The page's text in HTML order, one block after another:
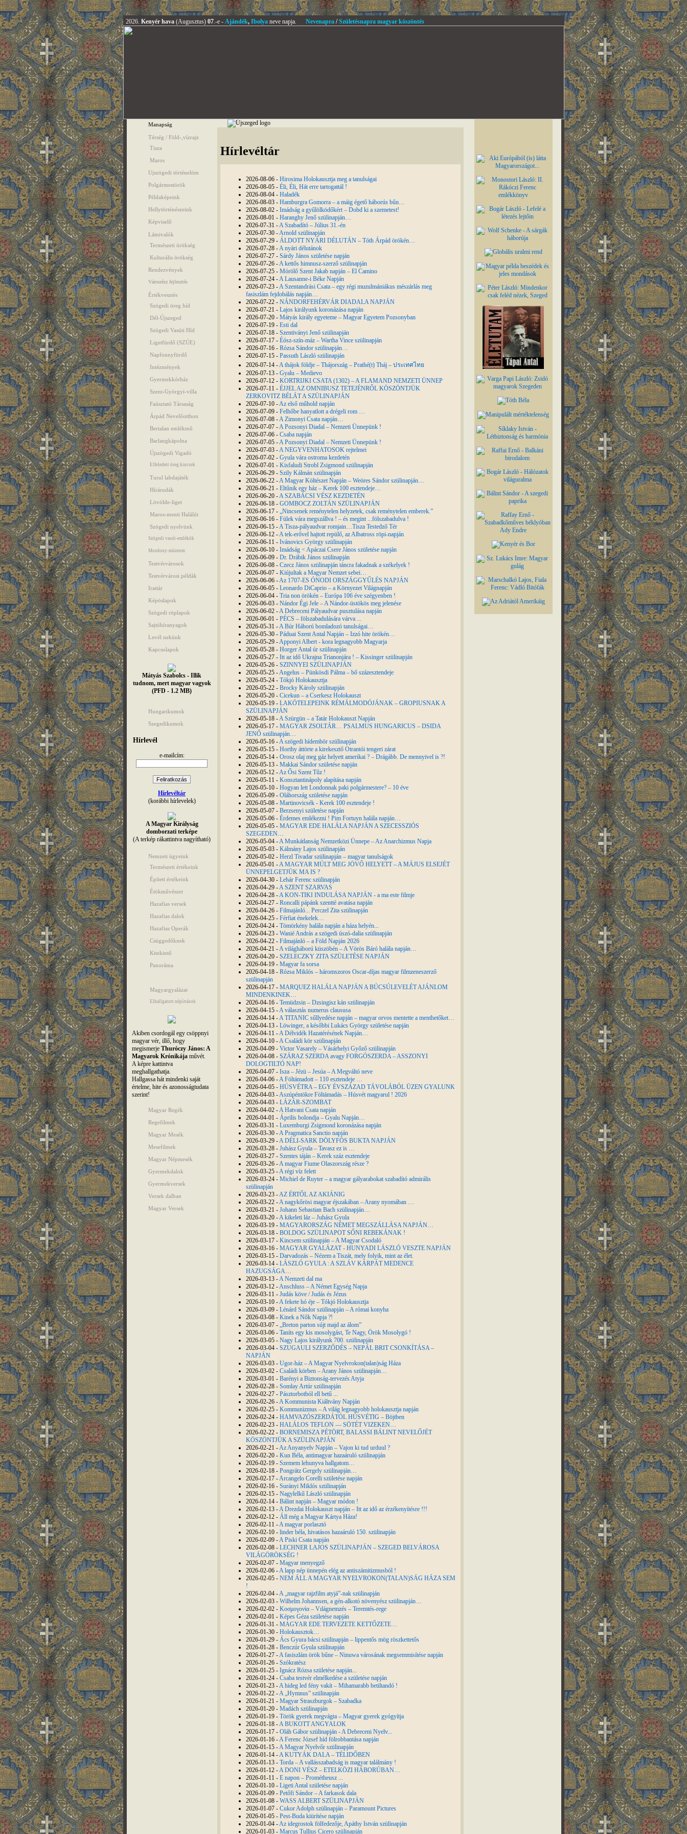
2026. Kenyér hava (Augusztus) 07.-e - Ajándék, Ibolyaneve napja. Nevenapra/Születésnapra magyar köszöntés
Manapság
Térség / Föld-,vízrajz
Tisza
Maros
Ujszögedi történelöm
Polgármestörök
Példaképeink
Hellytörténészeink
Képviselő
Látnivalók
Természeti örökség
Kulturális örökség
Rendezvények
Városrész fejlesztés
Értékvesztés
Szögedi öreg híd
Dél-Újszeged
Szögedi Vasúti Híd
Ligetfürdő (SZÚE)
Napfonnyfürdő
Intézmények
Gyermekkórház
Szent-Györgyi-villa
Faúsztató Társaság
Árpád Nevelőotthon
Bertalan emlékmű
Barlangkápolna
Újszögedi Vigadó
Elfeledett öreg kincsek
Turul labdajáték
Hírárudák
Lövölde-liget
Maros-menti Halálút
Szögedi nyelvünk
Szögedi vasút-emlékök
Mozdony-múzeum
Testvérvárosok
Testvérvárosi példák
Irattár
Képöslapok
Szögedi röplapok
Sajtóhíranyagok
Levél nekünk
Kapcsolapok
Mátyás Szabolcs - Illik
tudnom, mert magyar vagyok
(PFD - 1.2 MB)
Hungarikumok
Szegedikumok
Hírlevél
e-mailcím:
Hírlevéltár
(korábbi hírlevelek)
A Magyar Királyság
domborzati terképe
(A terkép rákattintva nagyítható)
Nemzeti ügyeink
Természeti értékeink
Épített értékeink
Étökművészet
Hazafias versek
Hazafias dalok
Hazafias Operák
Csüggedőknek
Kitekintő
Panoráma
Magyargyalázat
Elhallgatott népírtások
Akiben csordogál egy csöppnyi
magyar vér, illő, hogy
megismerje Thuróczy János: A
Magyarok Krónikájaművét.
A képre kattintva
meghallgathatja.
Hallgassa hát mindenki saját
értelme, hite és azonosságtudata
szerint!
Magyar Regék
Regefilmek
Magyar Mesék
Mesefilmek
Magyar Népmesék
Gyermekdalok
Gyermekversek
Versek dalban
Magyar Versek
Hírlevéltár
2026-08-06 - Hirosima Holokausztja meg a tanulságai
2026-08-05 - Éli, Éli, Hát erre tartogattál !
2026-08-04 - Haladék
2026-08-03 - Hamburgra Gomorra – a máig égető háborús bűn…
2026-08-02 - Imádság a gyűlölködőkért – Dobd ki a szemetest!
2026-08-01 - Haranghy Jenő szülinapján…
2026-07-31 -A Szabadító – Július 31.-én
2026-07-30 -Arnold szülinapján
2026-07-29 - ÁLDOTT NYÁRI DÉLUTÁN – Tóth Árpád örökén…
2026-07-28 -A nyári délutánok
2026-07-27 - Sárdy János születése napján
2026-07-26 -A kettős himnusz-szerző szülinapján
2026-07-25 - Mórölő Szent Jakab napján – El Camino
2026-07-24 -A Lausanne-i Béke Napján
2026-07-23 -A Szentandrási Csata – egy régi muzulmániákus mészárlás meg
fasiszlám fejdobálás napján…
2026-07-22 - NÁNDORFEHÉRVÁR DIADALA NAPJÁN
2026-07-21 - Lajos királyunk koronázása napján
2026-07-20 - Mátyás király egyeteme – Magyar Egyetem Pozsonyban
2026-07-19 - Esti dal
2026-07-18 - Szentiványi Jenő szülinapján
2026-07-17 - Éósz-szín-máz – Wartha Vince szülinapján
2026-07-16 - Rózsa Sándor szülinapján…
2026-07-15 - Passuth László szülinapján
2026-07-14 -A thájok földje – Thájország – Prathé(t) Tháj – ประเทศไทย
2026-07-13 - Gyalu – Medievo
2026-07-12 - KORTRIJKI CSATA (1302) – A FLAMAND NEMZETI ÜNNEP
2026-07-11 - ÉJJEL AZ OMNIBUSZ TETEJÉNRŐL KÖSZÖNTJÜK
ZERKOVITZ BÉLÁT A SZÜLINAPJÁN
2026-07-10 -Az első műhold napján
2026-07-09 - Felhőbe hanyatlott a drégeli rom …
2026-07-08 -A Zimonyi Csata napján…
2026-07-07 -A Pozsonyi Diadal – Nemzeti Ünnepünk !
2026-07-06 - Csaba napján
2026-07-05 -A Pozsonyi Diadal – Nemzeti Ünnepünk !
2026-07-03 -A NEGYVENHATOSOK rejtelmei
2026-07-02 - Gyula vára ostroma kezdetén
2026-07-01 - Kisfaludi Strobl Zsigmond szülinapján
2026-06-29 - Szily Kálmán szülinapján
2026-06-22 -A Magyar Költészet Napján – Weöres Sándor szülinapján…
2026-06-21 - Eltűnik egy ház – Kerek 100 esztendeje…
2026-06-20 -A SZABÁCSI VÉSZ KEZDETÉN
2026-06-18 - GOMBOCZ ZOLTÁN SZÜLINAPJÁN
2026-06-17 - „Nincsenek reménytelen helyzetek, csak reménytelen emberek.”
2026-06-16 - Fülek vára megszállva ! – és megint ...fölszabadulva !
2026-06-15 -A Tisza-pályaudvar romjain…Tisza Testedző Tér
2026-06-12 -A tek-erővel hajtott repülő, az Albatross röpi-napján
2026-06-11 - Ivánovics György szülinapján
2026-06-10 - Imádság < Apáczai Csere János születése napján
2026-06-09 - Dr. Drábik János szülinapján
2026-06-08 - Czecz János szülinapján táncra fakadnak a székelyek !
2026-06-07 - Kiújultak a Magyar Nemzet sebei…
2026-06-06 -Az 1707-ES ÓNODI ORSZÁGGYŰLÉS NAPJÁN
2026-06-05 - Leonardo DiCaprio – a Környezet Világnapján
2026-06-04 - Tria non örökén – Európa 106 éve szégyenben !
2026-06-03 - Nándor Égi Jele – A Nándor-üstökös meg jelenése
2026-06-02 -A Debreceni Pályaudvar pusztulása napján
2026-06-01 - PÉCS – fölszabadulására várva ...
2026-05-31 -A Búr Háború bomladozó tanulságai…
2026-05-30 - Páduai Szent Antal Napján – Izzó hite örökén…
2026-05-29 -Apponyi Albert - kora legnagyobb Magyarja
2026-05-28 - Horger Antal úr szülinapján
2026-05-27 - Itt az idő Ukrajna Trianonjára ! – Kissinger szülinapján
2026-05-26 - SZINNYEI SZÜLINAPJÁN
2026-05-25 -Angelus – Pünkösdi Pálma – bő százesztendeje
2026-05-24 - Tókjó Holokausztja
2026-05-22 - Brocky Károly szülinapján
2026-05-20 - Cicekun – a Cserkesz Holokauszt
2026-05-19 - LAKÓTELEPEINK RÉMÁLMODÓJÁNAK – GROPIUSNAK A
SZÜLINAPJÁN
2026-05-18 -A Szürgün – a Tatár Holokauszt Napján
2026-05-17 - MAGYAR ZSOLTÁR… PSALMUS HUNGARICUS – DSIDA
JENŐ szülinapján…
2026-05-16 -A szögedi hídembör szülinapján
2026-05-15 - Horthy áttörte a kirekesztő Otrantói tengeri zárat
2026-05-14 - Orosz olaj meg gáz helyett amerikai ? – Drágább. De mennyivel is ?!
2026-05-13 - Makkai Sándor születése napján
2026-05-12 -Az Ősi Szent Tűz !
2026-05-11 - Konsztantinápoly alapítása napján
2026-05-10 - Hogyan lett Londonnak paki polgármestere? – 10 éve
2026-05-09 - Oláhország születése napján
2026-05-08 - Martinovicsék - Kerek 100 esztendeje !
2026-05-07 - Berzsenyi születése napján
2026-05-06 - Érdemes emlékezni ! Pim Fortuyn halála napján…
2026-05-05 - MAGYAR EDE HALÁLA NAPJÁN A SZECESSZIÓS
SZEGEDEN…
2026-05-04 -A Munkátlanság Nemzetközi Ünnepe – Az Anarchizmus Napja
2026-05-03 - Kálmány Lajos szülinapján
2026-05-02 - Herzl Tivadar szülinapján – magyar tanulságok
2026-05-01 -A MAGYAR MÚLT MEG JÖVŐ HELYETT – A MÁJUS ELSEJÉT
ÜNNEPELGETJÜK MA IS ?
2026-04-30 - Lehár Ferenc szülinapján
2026-04-29 -A SZENT SZARVAS
2026-04-28 -A KON-TIKI INDULÁSA NAPJÁN - a ma este filmje
2026-04-27 - Roncalli pápánk szentté avatása napján
2026-04-26 - Filmajánló... Perczel Zita szülinapján
2026-04-25 - Férfiat énekelek…
2026-04-24 - Tömörkény halála napján a háza helyén...
2026-04-23 - Wanié András a szögedi úszó-dalia szülinapján
2026-04-22 - Filmajánló – a Föld Napján 2026
2026-04-21 -A világháború küszöbén – A Vörös Báró halála napján…
2026-04-20 - SZELECZKY ZITA SZÜLETÉSE NAPJÁN
2026-04-19 - Magyar fa sorsa
2026-04-18 - Rózsa Miklós – háromszoros Oscar-díjas magyar filmzeneszerző
szülinapján
2026-04-17 - MARQUEZ HALÁLA NAPJÁN A BÚCSÚLEVELÉT AJÁNLOM
MINDENKINEK…
2026-04-16 - Temüdzsin – Dzsingisz kán szülinapján
2026-04-15 -A választás numerus claususa
2026-04-14 -A TITANIC sűllyedése napján – magyar orvos mentette a menthetőket…
2026-04-13 - Löwinger, a későbbi Lukács György születése napján
2026-04-11 -A Délvidék Hazatérésének Napján…
2026-04-10 -A Családi kör szülinapján
2026-04-09 - Victor Vasarely – Vásárhelyi Győző szülinapján
2026-04-08 - SZÁRAZ SZERDA avagy FORGÓSZERDA – ASSZONYI
DOLOGTILTÓ NAP!
2026-04-07 - Isza – Jézü – Jesúa – A Megváltó neve
2026-04-06 -A Föltámadott – 110 esztendeje …
2026-04-05 - HÚSVÉTRA – EGY ÉVSZÁZAD TÁVOLÁBÓL ÜZEN GYALUNK
2026-04-03 -Aszúpéntökre Föltámadás – Húsvét magyarul ! 2026
2026-04-03 - LÁZÁR-SZOMBAT
2026-04-02 -A Hatvani Csata napján
2026-04-01 - Április bolondja – Gyalu Napján…
2026-03-31 - Luxemburgi Zsigmond koronázása napján
2026-03-30 -A Pragmatica Sanctio napján
2026-03-29 -A DÉLI-SARK DÖLYFÖS BUKTA NAPJÁN
2026-03-28 - Juhász Gyula – Tavasz ez is …
2026-03-27 - Szentes táján – Kerek száz esztendeje
2026-03-26 -A magyar Fiume Olaszország része ?
2026-03-25 -A régi víz felett
2026-03-24 - Michiel de Ruyter – a magyar gályarabokat szabadító admirális
szülinapján
2026-03-23 -AZ ÉRTŐL AZ AKIÁNIG
2026-03-22 -A nagykőrösi magyar éjszakában – Arany nyomában …
2026-03-21 - Johann Sebastian Bach szülinapján…
2026-03-20 -A kikeleti láz – Juhász Gyula
2026-03-19 - MAGYARORSZÁG NÉMET MEGSZÁLLÁSA NAPJÁN…
2026-03-18 - BOLDOG SZÜLINAPOT SŐNI REBEKÁNAK !
2026-03-17 - Kincsem szülinapján – A Magyar Csodaló
2026-03-16 - MAGYAR GYALÁZAT - HUNYADI LÁSZLÓ VESZTE NAPJÁN
2026-03-15 - Darvadozás – Nézem a Tiszát, mely folyik, mint az élet.
2026-03-14 - LÁSZLÓ GYULA : A SZLÁV KÁRPÁT MEDENCE
HAZUGSÁGA…
2026-03-13 -A Nemzeti dal ma
2026-03-12 -Anschluss – A Német Egység Napja
2026-03-11 - Judás köve / Judás és Jézus
2026-03-10 -A fekete hó éje – Tókjó Holokausztja
2026-03-09 - Lénárd Sándor szülinapján – A római konyha
2026-03-08 - Kinek a Nők Napja ?!
2026-03-07 - „Breton parton sújt majd az álom”
2026-03-06 - Taníts egy kis mosolygást, Te Nagy, Örök Mosolygó !
2026-03-05 - Nagy Lajos királyunk 700. szülinapján
2026-03-04 - SZUGAULI SZERZŐDÉS – NEPÁL BRIT CSONKÍTÁSA –
NAPJÁN
2026-03-03 - Ugor-ház – A Magyar Nyelvrokon(talan)ság Háza
2026-03-02 - Családi körben – Arany János szülinapján…
2026-03-01 - Barényi a Biztonság-tervezés Atyja
2026-02-28 - Somlay Artúr szülinapján
2026-02-27 - Pásztorbotból ell betű ...
2026-02-26 -A Kommunista Kiáltvány Napján
2026-02-25 - Kommunizmus – A világ legnagyobb holokausztja napján
2026-02-24 - HAMVAZÓSZERDÁTÓL HÚSVÉTIG – Böjtben
2026-02-23 - HALÁLOS TEFLON — SÖTÉT VIZEKEN…
2026-02-22 - BORNEMISZA PÉTÖRT, BALASSI BÁLINT NEVELŐJÉT
KÖSZÖNTJÜK A SZÜLINAPJÁN
2026-02-21 -Az Anyanyelv Napján – Vajon ki tud urduul ?
2026-02-20 - Kun Béla, antimagyar hazaáruló szülinapján
2026-02-19 - Szemem lehunyva hallgatom…
2026-02-18 - Pongrátz Gergely szülinapján…
2026-02-17 -Arcangelo Corelli születése napján
2026-02-16 - Surányi Miklós szülinapján
2026-02-15 - Nagylelkű László szülinapján
2026-02-14 - Bálint napján – Magyar módon !
2026-02-13 -A Drezdai Holokauszt napján – Itt az idő az érzékenyítésre !!!
2026-02-12 - Áll még a Magyar Kártya Háza!
2026-02-11 -A magyar porlasztó
2026-02-10 - linder béla, hivatásos hazaáruló 150. szülinapján
2026-02-09 -A Piski Csata napján
2026-02-08 - LECHNER LAJOS SZÜLINAPJÁN – SZEGED BELVÁROSA
VILÁGÖRÖKSÉG !
2026-02-07 - Magyar menyegző
2026-02-06 -A lapp nép ünnepén elég az antiszámitizmusból !
2026-02-05 - NEM ÁLL A MAGYAR NYELVROKON(TALAN)SÁG HÁZA SEM
!
2026-02-04 -A „magyar rajzfilm atyjá”-nak szülinapján
2026-02-03 - Wilhelm Johannsen, a gén-alkotó növenyész szülinapján…
2026-02-02 - Kοσμογονία – Vılágnemzés – Teremtés-rege
2026-02-01 - Képes Géza születése napján
2026-01-31 - MAGYAR EDE TERVEZETE KETTŐZETE…
2026-01-30 - Holokausztok…
2026-01-29 - Ács Gyura bácsi szülinapján – lippentős mög röszkettetős
2026-01-28 - Benczúr Gyula szülinapján
2026-01-27 -A fasiszlám örök bűne – Ninuwa városának megsemmisítése napján
2026-01-26 - Szókratész
2026-01-25 - Ignácz Rózsa születése napján...
2026-01-24 - Csaba testvér elmélkedése a születése napján
2026-01-23 -A hideg led fény vakít – Mihamarabb betiltandó !
2026-01-22 -A „Hymnus” szülinapján
2026-01-21 - Magyar Straszburgok – Szabadka
2026-01-20 - Madách szülinapján
2026-01-19 - Török gyerek megvágta – Magyar gyerek gyógyítja
2026-01-18 -A BUKOTT ANGYALOK
2026-01-17 - Oláh Gábor szülinapján - A Debreceni Nyelv...
2026-01-16 -A Ferenc József híd fölrobbantása napján
2026-01-15 -A Magyar Nyelvőr szülinapján
2026-01-14 -A KUTYÁK DALA – TÉLIDŐBEN
2026-01-13 - Torda – A vallásszabadság is magyar találmány !
2026-01-12 -A DONI VÉSZ – ETELKÖZI HÁBORÚBAN…
2026-01-11 - E napon – Prométheusz ...
2026-01-10 - Ligeti Antal születése napján
2026-01-09 - Petőfi Sándor – A farkasok dala
2026-01-08 - WASS ALBERT SZÜLINAPJÁN
2026-01-07 - Cukor Adolph szülinapján – Paramount Pictures
2026-01-05 - Pest-Buda kiürítése napján
2026-01-04 -Az idegrostok fölfedezője, Apáthy István szülinapján
2026-01-03 - Marcus Tullius Cicero szülinapján